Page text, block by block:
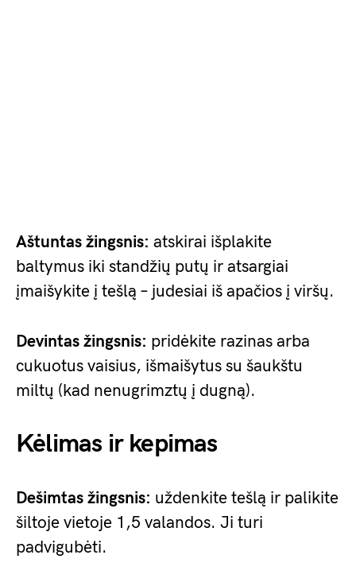
Aštuntas žingsnis: atskirai išplakite
baltymus iki standžių putų ir atsargiai
įmaišykite į tešlą – judesiai iš apačios į viršų.
Devintas žingsnis: pridėkite razinas arba
cukuotus vaisius, išmaišytus su šaukštu
miltų (kad nenugrimztų į dugną).
Kėlimas ir kepimas
Dešimtas žingsnis: uždenkite tešlą ir palikite
šiltoje vietoje 1,5 valandos. Ji turi
padvigubėti.